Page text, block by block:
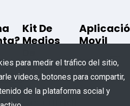
Kit De
Medios
Comunicación
Movil
para medir el tráfico del sitio,
videos, botones para compartir,
de la plataforma social y